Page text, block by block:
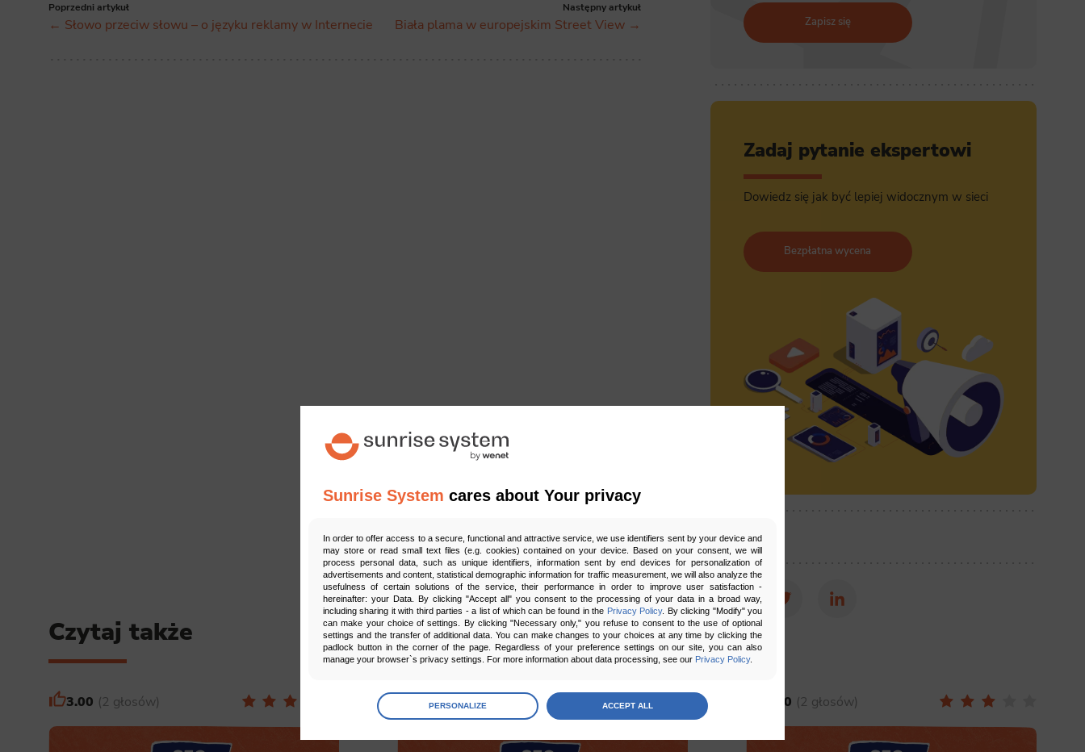
Sunrise System cares about Your privacy
In order to offer access to a secure, functional and attractive service, we use identifiers sent by your device and
may store or read small text files (e.g. cookies) contained on your device. Based on your consent, we will
process personal data, such as unique identifiers, information sent by end devices for personalization of
advertisements and content, statistical demographic information for traffic measurement, we will also analyze the
usefulness of certain solutions of the service, their performance in order to improve user satisfaction -
hereinafter: your Data. By clicking "Accept all" you consent to the processing of your data in a broad way,
including sharing it with third parties - a list of which can be found in the Privacy Policy. By clicking "Modify" you
can make your choice of settings. By clicking "Necessary only," you refuse to consent to the use of optional
settings and the transfer of additional data. You can make changes to your choices at any time by clicking the
padlock button in the corner of the page. Regardless of your preference settings on our site, you can also
manage your browser`s privacy settings. For more information about data processing, see our Privacy Policy.
Manage preferences
PERSONALIZE ACCEPT ALL
Poprzedni artykuł
← Słowo przeciw słowu – o języku reklamy w Internecie
Następny artykuł
Biała plama w europejskim Street View → Zapisz się
Zadaj pytanie ekspertowi
Dowiedz się jak być lepiej widocznym w sieci
Bezpłatna wycena
Udostępnij:
Facebook Twitter LinkedIn
Czytaj także
3.00 2 głosów 5.00 1 głosów 3.00 2 głosów